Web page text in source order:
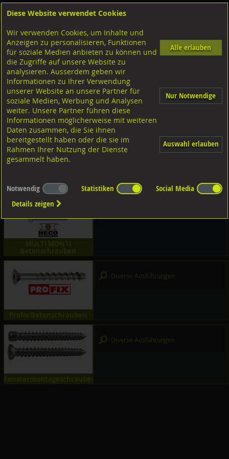
Shop Dübeltechnik Betonschrauben
Diverse Ausführungen Betonschrauben
MKT Betonschrauben
Diverse Ausführungen MKT
Betonschrauben
FISCHER Betonschrauben
Diverse Ausführungen
Diverse Ausführungen
Diverse Ausführungen
Diese Website verwendet Cookies
Wir verwenden Cookies, um Inhalte und
Anzeigen zu personalisieren, Funktionen
für soziale Medien anbieten zu können und
die Zugriffe auf unsere Website zu
analysieren. Ausserdem geben wir
Informationen zu Ihrer Verwendung
unserer Website an unsere Partner für
soziale Medien, Werbung und Analysen
weiter. Unsere Partner führen diese
Informationen möglicherweise mit weiteren
Daten zusammen, die Sie ihnen
bereitgestellt haben oder die sie im
Rahmen Ihrer Nutzung der Dienste
gesammelt haben.
Alle erlauben
Nur Notwendige
Auswahl erlauben
Notwendig Statistiken
Social Media
Details zeigen